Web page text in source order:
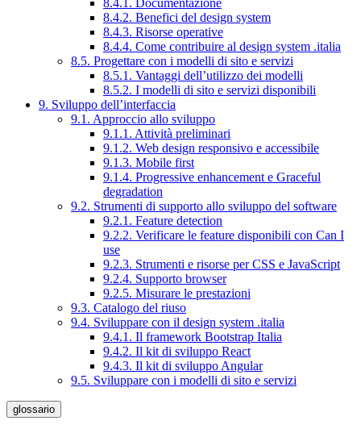
8.4.1. Documentazione
8.4.2. Benefici del design system
8.4.3. Risorse operative
8.4.4. Come contribuire al design system .italia
8.5. Progettare con i modelli di sito e servizi
8.5.1. Vantaggi dell’utilizzo dei modelli
8.5.2. I modelli di sito e servizi disponibili
9. Sviluppo dell’interfaccia
9.1. Approccio allo sviluppo
9.1.1. Attività preliminari
9.1.2. Web design responsivo e accessibile
9.1.3. Mobile first
9.1.4. Progressive enhancement e Graceful
degradation
9.2. Strumenti di supporto allo sviluppo del software
9.2.1. Feature detection
9.2.2. Verificare le feature disponibili con Can I
use
9.2.3. Strumenti e risorse per CSS e JavaScript
9.2.4. Supporto browser
9.2.5. Misurare le prestazioni
9.3. Catalogo del riuso
9.4. Sviluppare con il design system .italia
9.4.1. Il framework Bootstrap Italia
9.4.2. Il kit di sviluppo React
9.4.3. Il kit di sviluppo Angular
9.5. Sviluppare con i modelli di sito e servizi
glossario